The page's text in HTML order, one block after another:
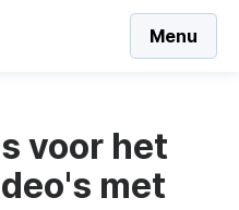
Menu
voor het
met